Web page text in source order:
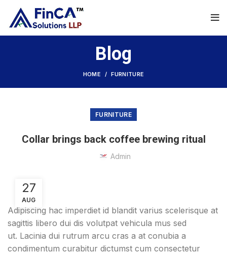
Blog
HOME FURNITURE
FURNITURE
Collar brings back coffee brewing ritual
Admin
27
AUG
Adipiscing hac imperdiet id blandit varius scelerisque at
sagittis libero dui dis volutpat vehicula mus sed
ut. Lacinia dui rutrum arcu cras a at conubia a
condimentum curabitur dictumst cum consectetur